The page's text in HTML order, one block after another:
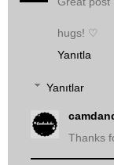
hugs! ♡
Yanıtla
Yanıtlar
Thanks